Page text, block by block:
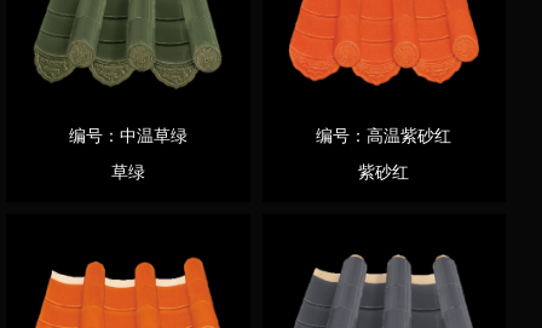
编号：中温草绿
草绿
编号：高温紫砂红
紫砂红